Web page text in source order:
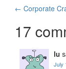
Post
← Corporate
17
lu
July